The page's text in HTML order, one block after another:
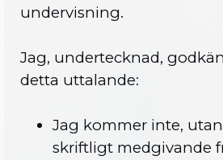
undervisning.
Jag, undertecknad,
detta uttalande:
Jag kommer inte,
skriftligt medgivande